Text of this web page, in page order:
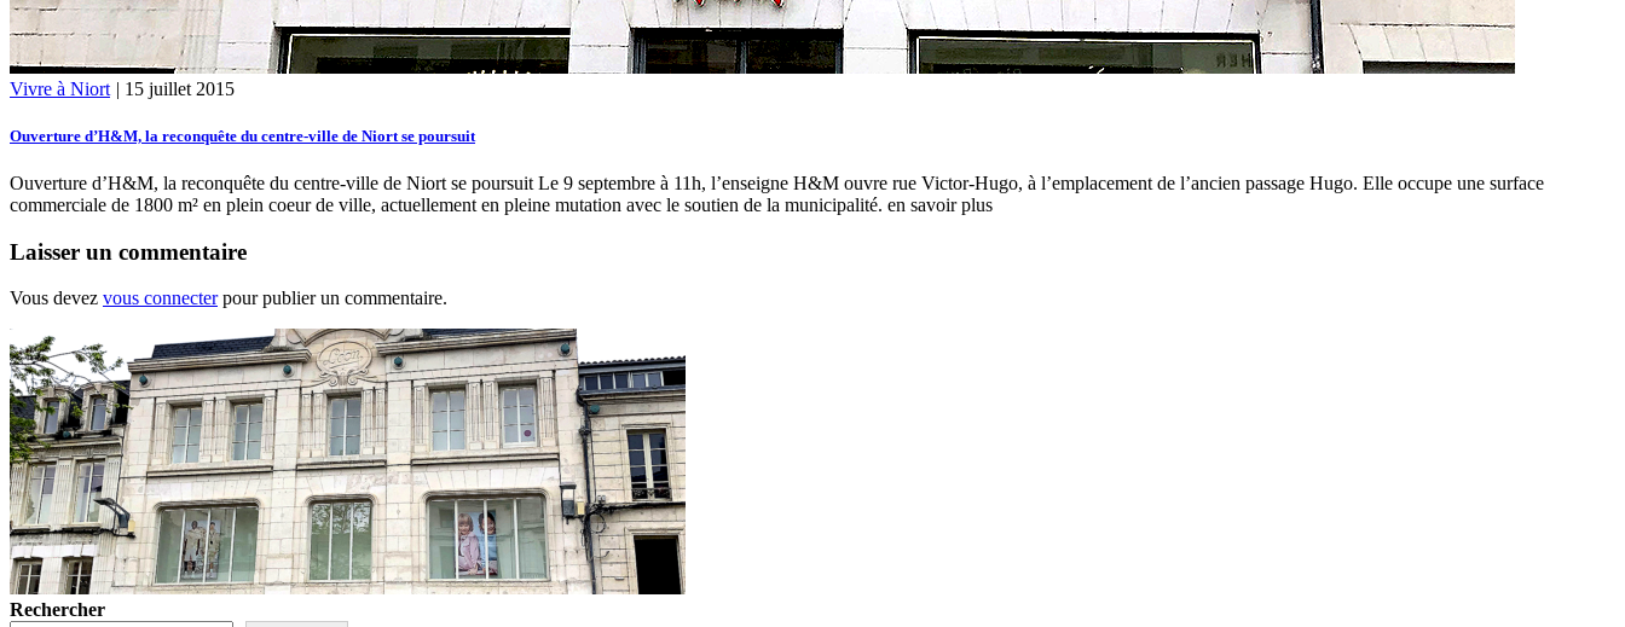
Vivre à Niort | 15 juillet 2015
Ouverture d’H&M, la reconquête du centre-ville de Niort se poursuit
Ouverture d’H&M, la reconquête du centre-ville de Niort se poursuit Le 9 septembre à 11h, l’enseigne H&M ouvre rue Victor-Hugo, à l’emplacement de l’ancien passage Hugo. Elle occupe une surface
commerciale de 1800 m² en plein coeur de ville, actuellement en pleine mutation avec le soutien de la municipalité. en savoir plus
Laisser un commentaire
Vous devez vous connecterpour publier un commentaire.
Rechercher